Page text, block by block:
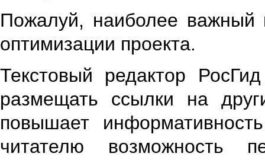
Пожалуй, наиболее важный
оптимизации проекта.
Текстовый редактор
размещать ссылки на
повышает
читателю возможность